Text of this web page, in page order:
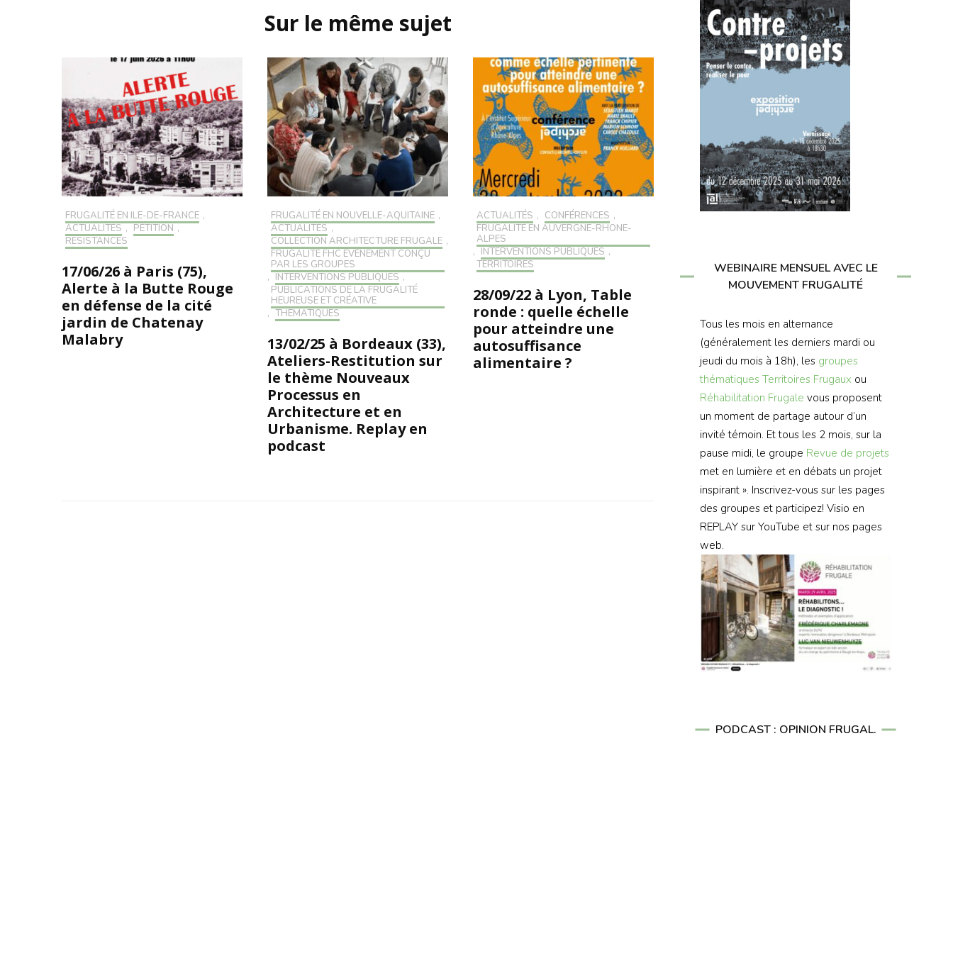
Sur le même sujet
FRUGALITÉ EN ILE-DE-FRANCE ,
ACTUALITÉS , PÉTITION ,
RÉSISTANCES
17/06/26 à Paris (75),
Alerte à la Butte Rouge
en défense de la cité
jardin de Chatenay
Malabry
FRUGALITÉ EN NOUVELLE-AQUITAINE ,
ACTUALITÉS ,
COLLECTION ARCHITECTURE FRUGALE ,
FRUGALITÉ FHC ÉVÉNEMENT CONÇU
PAR LES GROUPES
, INTERVENTIONS PUBLIQUES ,
PUBLICATIONS DE LA FRUGALITÉ
HEUREUSE ET CRÉATIVE
, THÉMATIQUES
13/02/25 à Bordeaux (33),
Ateliers-Restitution sur
le thème Nouveaux
Processus en
Architecture et en
Urbanisme. Replay en
podcast
ACTUALITÉS , CONFÉRENCES ,
FRUGALITÉ EN AUVERGNE-RHONE-
ALPES
, INTERVENTIONS PUBLIQUES ,
TERRITOIRES
28/09/22 à Lyon, Table
ronde : quelle échelle
pour atteindre une
autosuffisance
alimentaire ?
WEBINAIRE MENSUEL AVEC LE
MOUVEMENT FRUGALITÉ
Tous les mois en alternance
(généralement les derniers mardi ou
jeudi du mois à 18h), les groupes
thématiques Territoires Frugaux ou
Réhabilitation Frugale vous proposent
un moment de partage autour d’un
invité témoin. Et tous les 2 mois, sur la
pause midi, le groupe Revue de projets
met en lumière et en débats un projet
inspirant ». Inscrivez-vous sur les pages
des groupes et participez! Visio en
REPLAY sur YouTube et sur nos pages
web.
PODCAST : OPINION FRUGAL.